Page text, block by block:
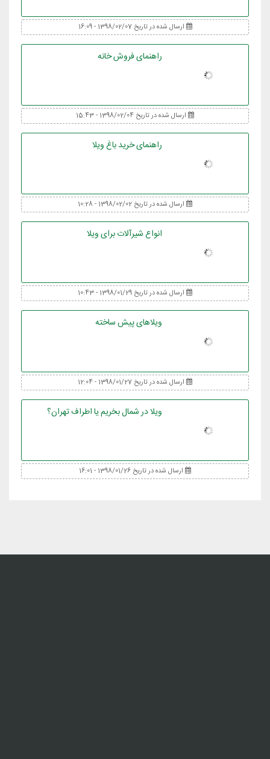
ارسال شده در تاریخ 1398/02/07 - 16:09
راهنمای فروش خانه
ارسال شده در تاریخ 1398/02/04 - 15:43
راهنمای خرید باغ ویلا
ارسال شده در تاریخ 1398/02/02 - 10:28
انواع شیرآلات برای ویلا
ارسال شده در تاریخ 1398/01/29 - 10:43
ویلاهای پیش ساخته
ارسال شده در تاریخ 1398/01/27 - 12:04
ویلا در شمال بخریم یا اطراف تهران؟
ارسال شده در تاریخ 1398/01/26 - 16:01